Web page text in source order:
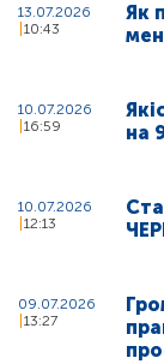
13.07.2026
10:43
Як
10.07.2026
16:59
на
10.07.2026
12:13
09.07.2026
13:27